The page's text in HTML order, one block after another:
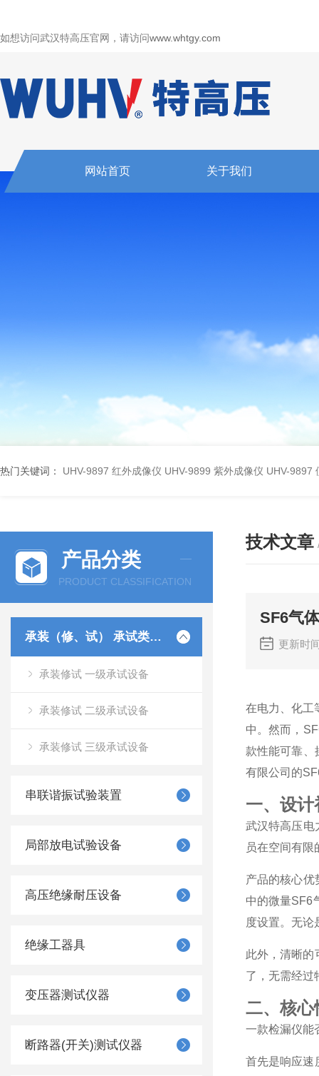
如想访问武汉特高压官网，请访问www.whtgy.com
网站首页 关于我们
热门关键词： UHV-9897 红外成像仪 UHV-9899 紫外成像仪 UHV-9897
产品分类
PRODUCT CLASSIFICATION
承装（修、试） 承试类仪器
承装修试 一级承试设备
承装修试 二级承试设备
承装修试 三级承试设备
串联谐振试验装置
局部放电试验设备
高压绝缘耐压设备
绝缘工器具
变压器测试仪器
断路器(开关)测试仪器
技术文章
SF6气
更新时
在电力、化工
中。然而，
款性能可靠、
有限公司的
一、设
武汉特高压电
员在空间有
产品的核心
中的微量SF6
度设置。无论
此外，清晰的
了，无需经过
二、核心
一款检漏仪能
首先是响应速